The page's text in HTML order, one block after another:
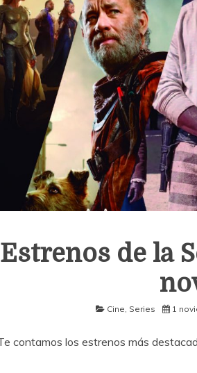
Estrenos de la
Cine Series 1
contamos los estrenos más